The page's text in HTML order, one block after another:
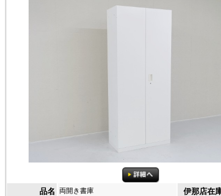
品名 両開き書庫 伊那店在